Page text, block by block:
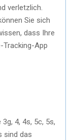
verletzlich.
Sie sich
dass Ihre
Tracking-App
4, 4s, 5c, 5s,
sind das